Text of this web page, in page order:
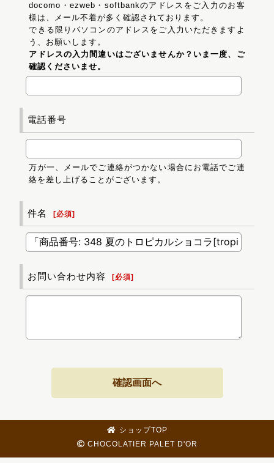
docomo・ezweb・softbankのアドレスをご入力のお客
様は、メール不着が多く確認されております。
できる限りパソコンのアドレスをご入力いただきますよ
う、お願いします。
アドレスの入力間違いはございませんか？いま一度、ご
確認くださいませ。
電話番号
万が一、メールでご連絡がつかない場合にお電話でご連
絡を差し上げることがございます。
件名 [必須]
お問い合わせ内容 [必須]
確認画面へ
ショップTOP
CHOCOLATIER PALET D'OR